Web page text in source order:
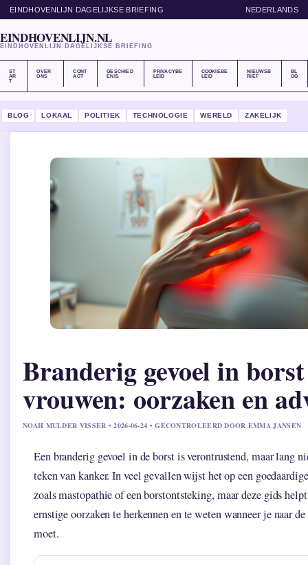
EINDHOVENLIJN DAGELIJKSE BRIEFING NEDERLANDS
EINDHOVENLIJN.NL
EINDHOVENLIJN DAGELIJKSE BRIEFING
ST
AR
T
OVER
ONS
CONT
ACT
GESCHIED
ENIS
PRIVACYBE
LEID
COOKIEBE
LEID
NIEUWSB
RIEF
BL
OG
BLOG LOKAAL POLITIEK TECHNOLOGIE WERELD ZAKELIJK
Branderig gevoel in
vrouwen: oorzaken en
NOAH MULDER VISSER • 2026-06-24 • GECONTROLEERD DOOR EMMA JANSEN
Een branderig gevoel in de borst is verontrustend, maar lang
teken van kanker. In veel gevallen wijst het op een
zoals mastopathie of een borstontsteking, maar deze gids
ernstige oorzaken te herkennen en te weten wanneer je naar
moet.